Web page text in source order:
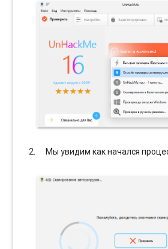
Мы увидим как начался